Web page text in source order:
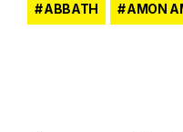
ABBATH AMON